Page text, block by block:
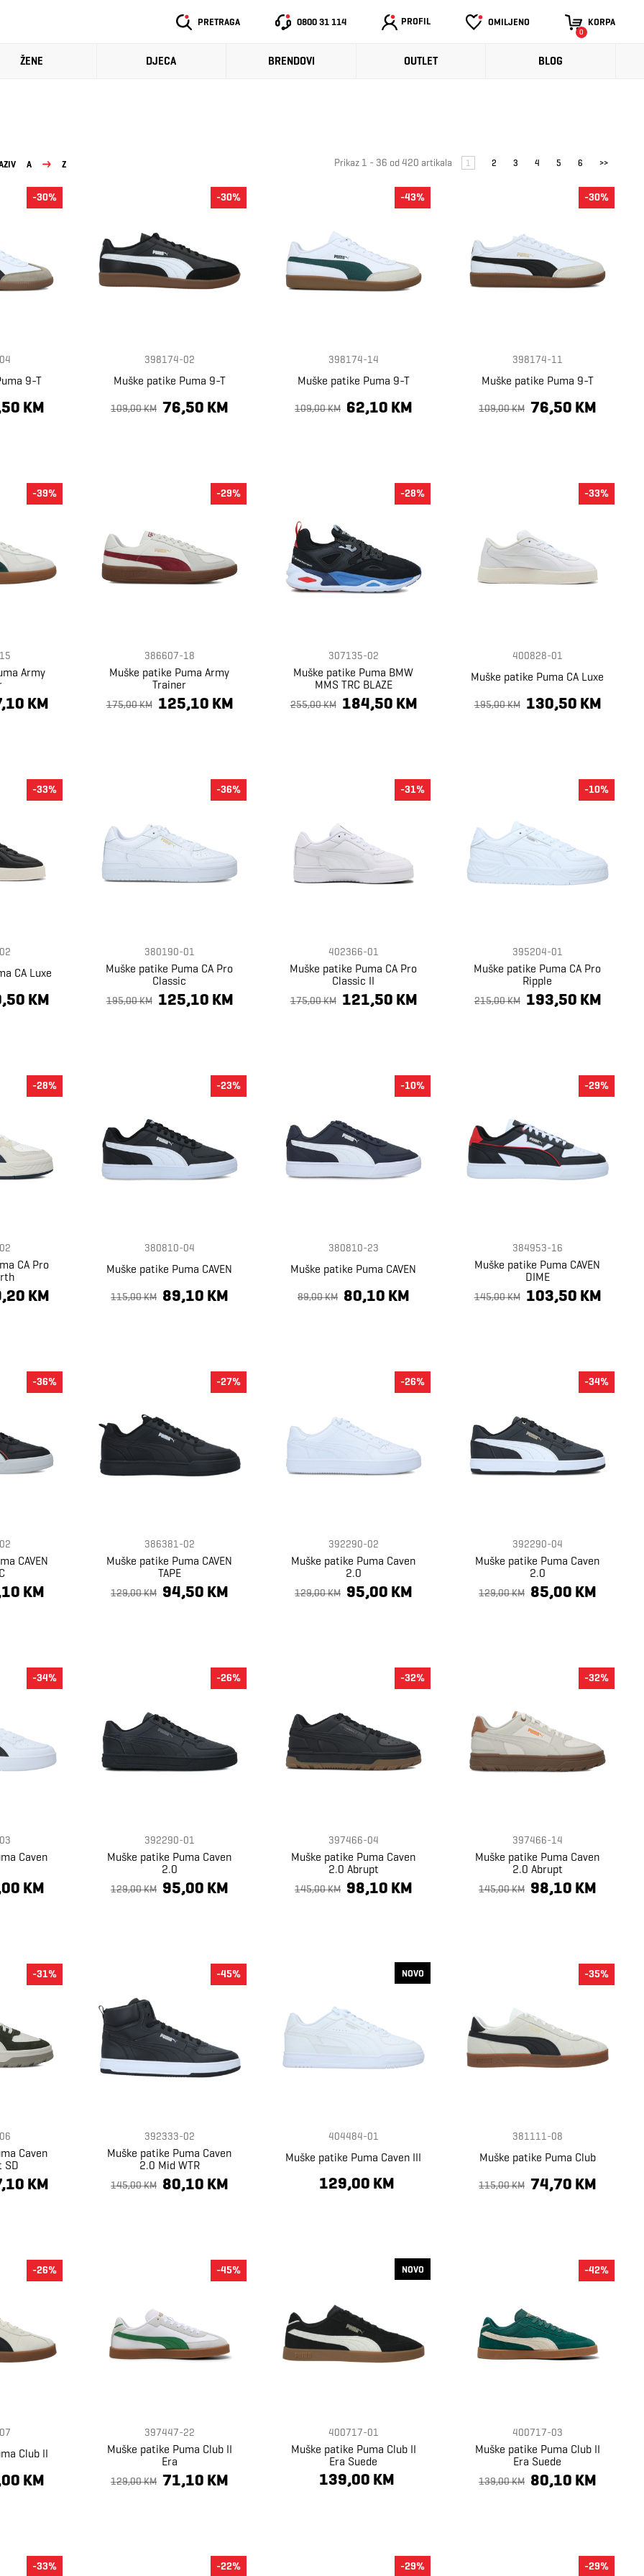
PRETRAGA 0800 31 114 PROFIL OMILJENO KORPA
0
ŽENE DJECA BRENDOVI OUTLET BLOG
A Z Prikaz 1 - 36 od 420 artikala 1 2 3 4 5 6 >>
9-T
KM
-30%
398174-02
Muške patike Puma 9-T
109,00 KM 76,50 KM
-30%
398174-14
Muške patike Puma 9-T
109,00 KM 62,10 KM
-43%
398174-11
Muške patike Puma 9-T
109,00 KM 76,50 KM
-30%
Army
KM
-39%
386607-18
Muške patike Puma Army
Trainer
175,00 KM 125,10 KM
-29%
307135-02
Muške patike Puma BMW
MMS TRC BLAZE
255,00 KM 184,50 KM
-28%
400828-01
Muške patike Puma CA Luxe
195,00 KM 130,50 KM
-33%
CA Luxe
KM
-33%
380190-01
Muške patike Puma CA Pro
Classic
195,00 KM 125,10 KM
-36%
402366-01
Muške patike Puma CA Pro
Classic II
175,00 KM 121,50 KM
-31%
395204-01
Muške patike Puma CA Pro
Ripple
215,00 KM 193,50 KM
-10%
CA Pro
KM
-28%
380810-04
Muške patike Puma CAVEN
115,00 KM 89,10 KM
-23%
380810-23
Muške patike Puma CAVEN
89,00 KM 80,10 KM
-10%
384953-16
Muške patike Puma CAVEN
DIME
145,00 KM 103,50 KM
-29%
CAVEN
KM
-36%
386381-02
Muške patike Puma CAVEN
TAPE
129,00 KM 94,50 KM
-27%
392290-02
Muške patike Puma Caven
2.0
129,00 KM 95,00 KM
-26%
392290-04
Muške patike Puma Caven
2.0
129,00 KM 85,00 KM
-34%
Caven
KM
-34%
392290-01
Muške patike Puma Caven
2.0
129,00 KM 95,00 KM
-26%
397466-04
Muške patike Puma Caven
2.0 Abrupt
145,00 KM 98,10 KM
-32%
397466-14
Muške patike Puma Caven
2.0 Abrupt
145,00 KM 98,10 KM
-32%
Caven
SD
KM
-31%
392333-02
Muške patike Puma Caven
2.0 Mid WTR
145,00 KM 80,10 KM
-45%
404484-01
Muške patike Puma Caven III
129,00 KM
NOVO
381111-08
Muške patike Puma Club
115,00 KM 74,70 KM
-35%
Club II
KM
-26%
397447-22
Muške patike Puma Club II
Era
129,00 KM 71,10 KM
-45%
400717-01
Muške patike Puma Club II
Era Suede
139,00 KM
NOVO
400717-03
Muške patike Puma Club II
Era Suede
139,00 KM 80,10 KM
-42%
-33% -22% -29% -29%